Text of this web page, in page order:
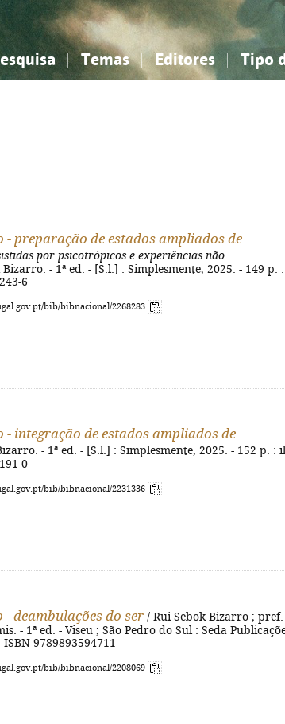
Temas Editores Tipo
preparação de estados ampliados de
por psicotrópicos e experiências não
Bizarro. - 1ª ed. - [S.l.] : Simplesmente, 2025. - 149 p.
6
bib/bibnacional/2268283
integração de estados ampliados de
- 1ª ed. - [S.l.] : Simplesmente, 2025. - 152 p. :
0
bib/bibnacional/2231336
- deambulações do ser / Rui Sebök Bizarro ; pref.
- 1ª ed. - Viseu ; São Pedro do Sul : Seda
9789893594711
bib/bibnacional/2208069